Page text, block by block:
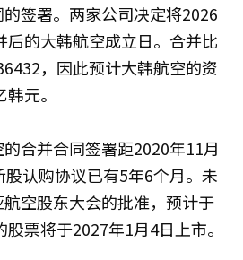
签署。两家公司决定将2026
后的大韩航空成立日。合并比
，因此预计大韩航空的资
元。
合并合同签署距2020年11月
认购协议已有5年6个月。未
空股东大会的批准，预计于
票将于2027年1月4日上市。